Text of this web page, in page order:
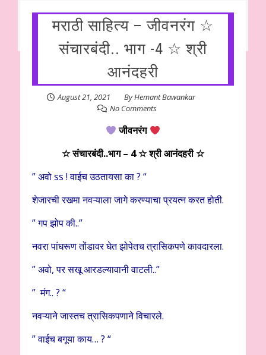
मराठी साहित्य – जीवनरंग ☆
संचारबंदी.. भाग -4 ☆ श्री
आनंदहरी
August 21, 2021 ByHemant Bawankar
No Comments
जीवनरंग
☆ संचारबंदी..भाग – 4 ☆ श्री आनंदहरी☆
” अवो ss ! वाईच उठतायसा का ? “
शेजारची रखमा नवऱ्याला जागे करण्याचा प्रयत्न करत होती.
” गप झोप की..”
नवरा पांघरूण तोंडावर घेत झोपेतच त्रासिकपणे कावदारला.
” अवो, पर सखू आरडल्यावानी वाटली..”
” मंग.. ? “
नवऱ्याने जास्तच त्रासिकपणाने विचारले.
” वाईच बगूया काय… ? “